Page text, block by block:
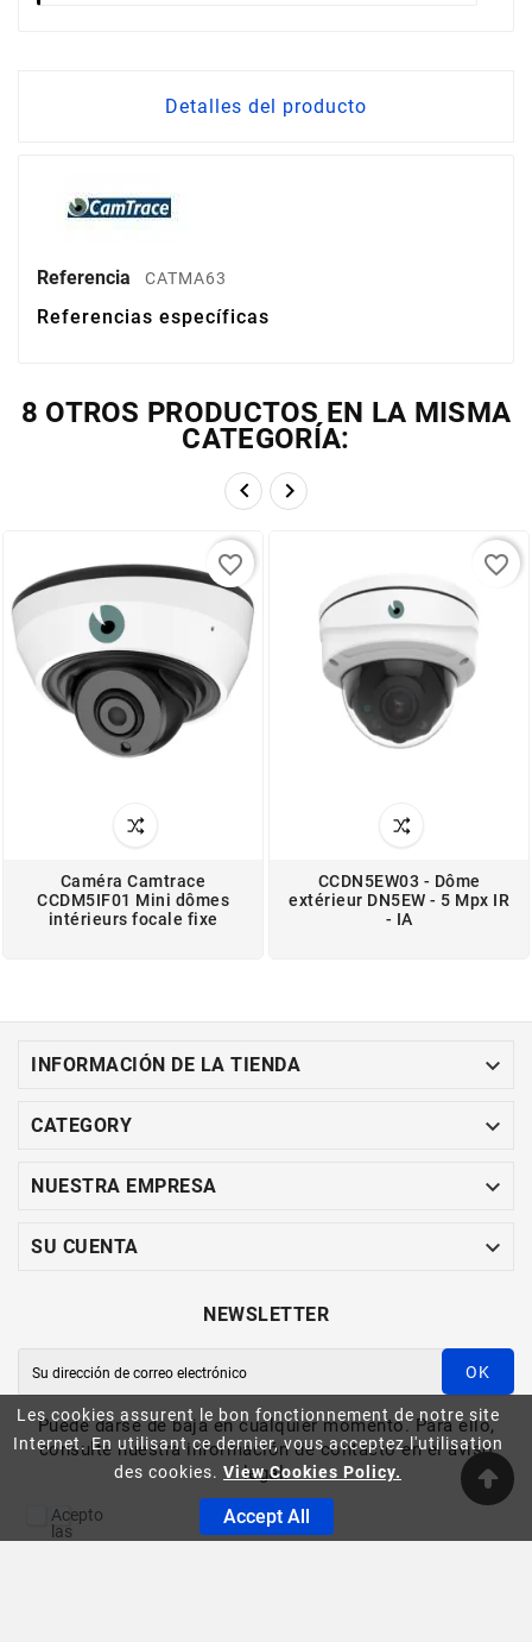
Les cookies assurent le bon fonctionnement de notre site
Internet. En utilisant ce dernier, vous acceptez l'utilisation
des cookies. View Cookies Policy.
Accept All
Detalles del producto
Referencia CATMA63
Referencias específicas
8 OTROS PRODUCTOS EN LA MISMA
CATEGORÍA:
 
Caméra Camtrace
CCDM5IF01 Mini dômes
intérieurs focale fixe
favorite_border
CCDN5EW03 - Dôme
extérieur DN5EW - 5 Mpx IR
- IA
favorite_border
INFORMACIÓN DE LA TIENDA 
CATEGORY 
NUESTRA EMPRESA 
SU CUENTA 
NEWSLETTER
OK
Puede darse de baja en cualquier momento. Para ello,
consulte nuestra información de contacto en el aviso
legal.
Acepto
las
condiciones